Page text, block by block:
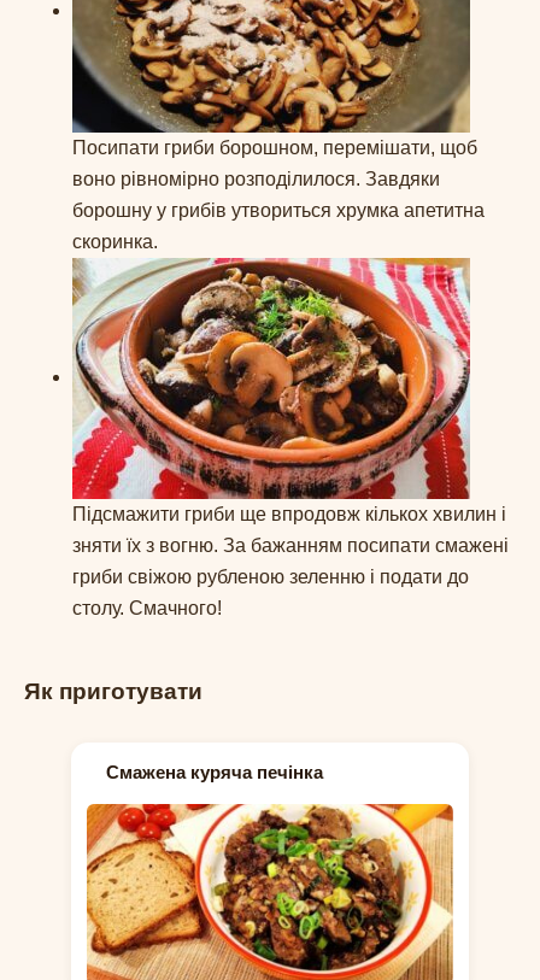
Посипати гриби борошном, перемішати, щоб
воно рівномірно розподілилося. Завдяки
борошну у грибів утвориться хрумка апетитна
скоринка.
Підсмажити гриби ще впродовж кількох хвилин і
зняти їх з вогню. За бажанням посипати смажені
гриби свіжою рубленою зеленню і подати до
столу. Смачного!
Як приготувати
Смажена куряча печінка